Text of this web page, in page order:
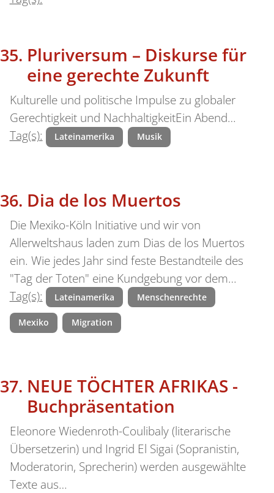
Pluriversum – Diskurse für
eine gerechte Zukunft
Kulturelle und politische Impulse zu globaler
Gerechtigkeit und NachhaltigkeitEin Abend…
Tag(s):
Lateinamerika Musik
Dia de los Muertos
Die Mexiko-Köln Initiative und wir von
Allerweltshaus laden zum Dias de los Muertos
ein. Wie jedes Jahr sind feste Bestandteile des
"Tag der Toten" eine Kundgebung vor dem…
Tag(s):
Lateinamerika Menschenrechte
Mexiko Migration
NEUE TÖCHTER AFRIKAS -
Buchpräsentation
Eleonore Wiedenroth-Coulibaly (literarische
Übersetzerin) und Ingrid El Sigai (Sopranistin,
Moderatorin, Sprecherin) werden ausgewählte
Texte aus…